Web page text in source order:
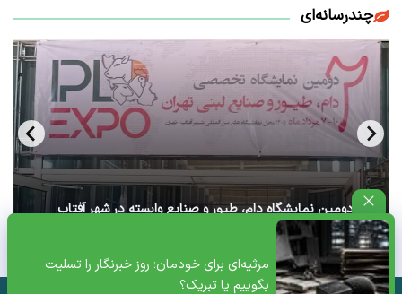
مرثیه‌ای برای خودمان؛ روز خبرنگار را تسلیت
بگوییم یا تبریک؟
چندرسانه‌ای
آغاز دومین نمایشگاه دام، طیور و صنایع وابسته در شهر آفتاب
تهران+ ویدئو